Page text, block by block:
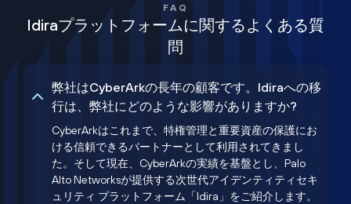
FAQ
Idiraプラットフォームに関するよくある質
問
弊社はCyberArkの長年の顧客です。Idiraへの移
行は、弊社にどのような影響がありますか?
CyberArkはこれまで、特権管理と重要資産の保護にお
ける信頼できるパートナーとして利用されてきまし
た。そして現在、CyberArkの実績を基盤とし、Palo
Alto Networksが提供する次世代アイデンティティセキ
ュリティ プラットフォーム「Idira」をご紹介します。